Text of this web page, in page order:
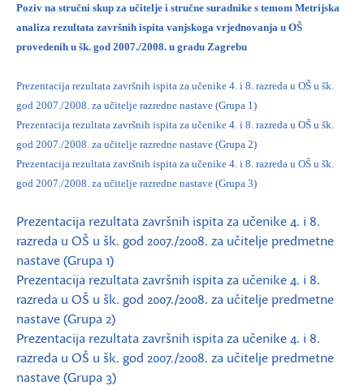
Poziv na stručni skup za učitelje i stručne suradnike s temom Metrijska
analiza rezultata završnih ispita vanjskoga vrjednovanja u OŠ
provedenih u šk. god 2007./2008. u gradu Zagrebu
Prezentacija rezultata završnih ispita za učenike 4. i 8. razreda u OŠ u šk.
god 2007./2008. za učitelje razredne nastave (Grupa 1)
Prezentacija rezultata završnih ispita za učenike 4. i 8. razreda u OŠ u šk.
god 2007./2008. za učitelje razredne nastave (Grupa 2)
Prezentacija rezultata završnih ispita za učenike 4. i 8. razreda u OŠ u šk.
god 2007./2008. za učitelje razredne nastave (Grupa 3)
Prezentacija rezultata završnih ispita za učenike 4. i 8.
razreda u OŠ u šk. god 2007./2008. za učitelje predmetne
nastave (Grupa 1)
Prezentacija rezultata završnih ispita za učenike 4. i 8.
razreda u OŠ u šk. god 2007./2008. za učitelje predmetne
nastave (Grupa 2)
Prezentacija rezultata završnih ispita za učenike 4. i 8.
razreda u OŠ u šk. god 2007./2008. za učitelje predmetne
nastave (Grupa 3)